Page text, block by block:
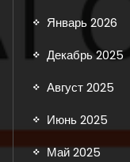
Январь 2026
Декабрь 2025
Август 2025
Июнь 2025
Май 2025